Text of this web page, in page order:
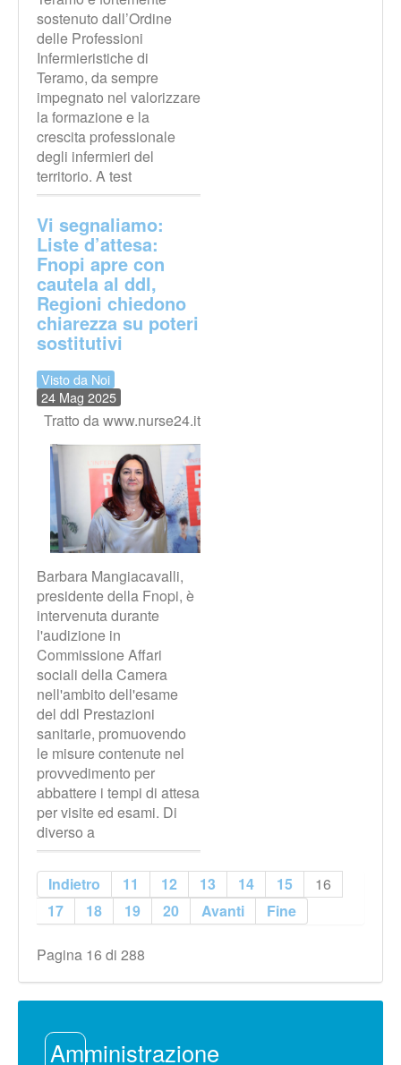
sostenuto dall’Ordine
delle Professioni
Infermieristiche di
Teramo, da sempre
impegnato nel valorizzare
la formazione e la
crescita professionale
degli infermieri del
territorio. A test
Vi segnaliamo:
Liste d’attesa:
Fnopi apre con
cautela al ddl,
Regioni chiedono
chiarezza su poteri
sostitutivi
Visto da Noi
24 Mag 2025
Tratto da www.nurse24.it
Barbara Mangiacavalli,
presidente della Fnopi, è
intervenuta durante
l'audizione in
Commissione Affari
sociali della Camera
nell'ambito dell'esame
del ddl Prestazioni
sanitarie, promuovendo
le misure contenute nel
provvedimento per
abbattere i tempi di attesa
per visite ed esami. Di
diverso a
Indietro 11 12 13 14 15
16
17
18 19 20 Avanti Fine
Pagina 16 di 288
Amministrazione